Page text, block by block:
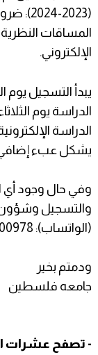
(2023-
المساقات
الإلكتروني.
الدراسة
يشكل عبء إضافي
وفي حال وجود أي
والتسجيل
(الواتساب): 00970599300978
ودمتم بخير
جامعه فلسطين
- تصفح عشرات